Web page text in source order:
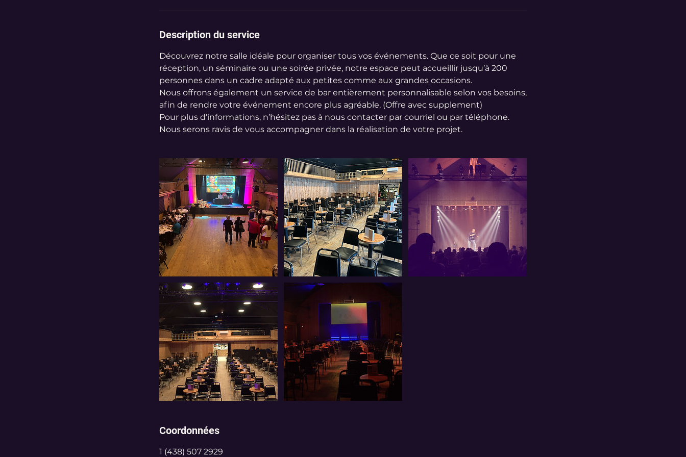
Description du service
Découvrez notre salle idéale pour organiser tous vos événements. Que ce soit pour une
réception, un séminaire ou une soirée privée, notre espace peut accueillir jusqu’à 200
personnes dans un cadre adapté aux petites comme aux grandes occasions.
Nous offrons également un service de bar entièrement personnalisable selon vos besoins,
afin de rendre votre événement encore plus agréable. (Offre avec supplement)
Pour plus d’informations, n’hésitez pas à nous contacter par courriel ou par téléphone.
Nous serons ravis de vous accompagner dans la réalisation de votre projet.
Coordonnées
1 (438) 507 2929